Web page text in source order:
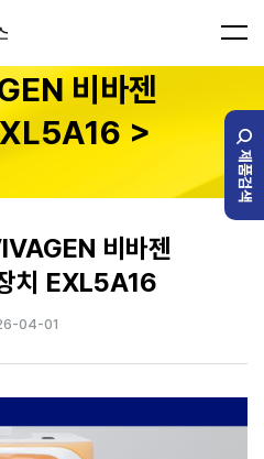
제품검색
비바젠
>
비바젠
치 EXL5A16
04-01